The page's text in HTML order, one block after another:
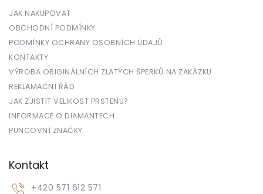
JAK NAKUPOVAT
OBCHODNÍ PODMÍNKY
PODMÍNKY OCHRANY OSOBNÍCH ÚDAJŮ
KONTAKTY
VÝROBA ORIGINÁLNÍCH ZLATÝCH ŠPERKŮ NA ZAKÁZKU
REKLAMAČNÍ ŘÁD
JAK ZJISTIT VELIKOST PRSTENU?
INFORMACE O DIAMANTECH
PUNCOVNÍ ZNAČKY
Kontakt
+420 571 612 571